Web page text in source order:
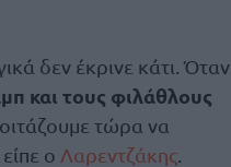
δεν έκρινε κάτι. Όταν
και τους φιλάθλους
τώρα να
ο Λαρεντζάκης